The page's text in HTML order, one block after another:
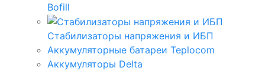
Bofill
Стабилизаторы напряжения и ИБП
Аккумуляторные батареи Teplocom
Аккумуляторы Delta